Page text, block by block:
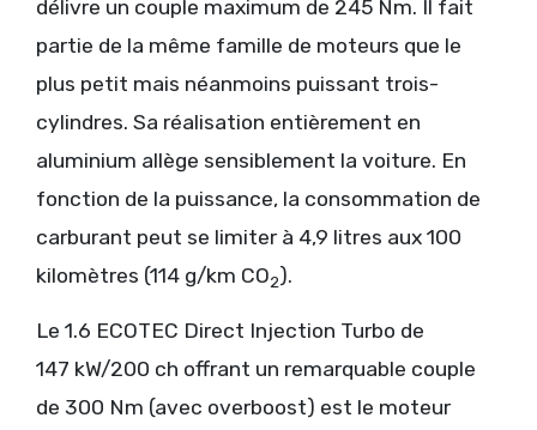
délivre un couple maximum de 245 Nm. Il fait
partie de la même famille de moteurs que le
plus petit mais néanmoins puissant trois-
cylindres. Sa réalisation entièrement en
aluminium allège sensiblement la voiture. En
fonction de la puissance, la consommation de
carburant peut se limiter à 4,9 litres aux 100
kilomètres (114 g/km CO2).
Le 1.6 ECOTEC Direct Injection Turbo de
147 kW/200 ch offrant un remarquable couple
de 300 Nm (avec overboost) est le moteur